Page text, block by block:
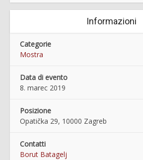
Informazioni
Categorie
Mostra
Data di evento
8. marec 2019
Posizione
Opatička 29, 10000 Zagreb
Contatti
Borut Batagelj